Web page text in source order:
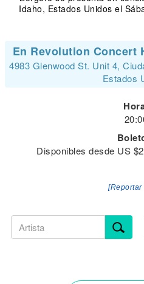
Idaho, Estados Unidos el
En Revolution Concert
4983 Glenwood St. Unit 4,
Estados
Disponibles desde US
[Reportar